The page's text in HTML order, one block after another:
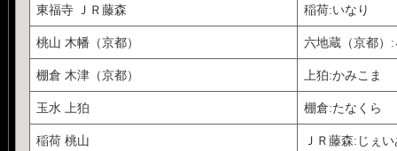
東福寺 ＪＲ藤森 稲荷:いなり
桃山 木幡（京都） 六地蔵（京都）
棚倉 木津（京都） 上狛:かみこま
玉水 上狛 棚倉:たなくら
稲荷 桃山 ＪＲ藤森:じぇ